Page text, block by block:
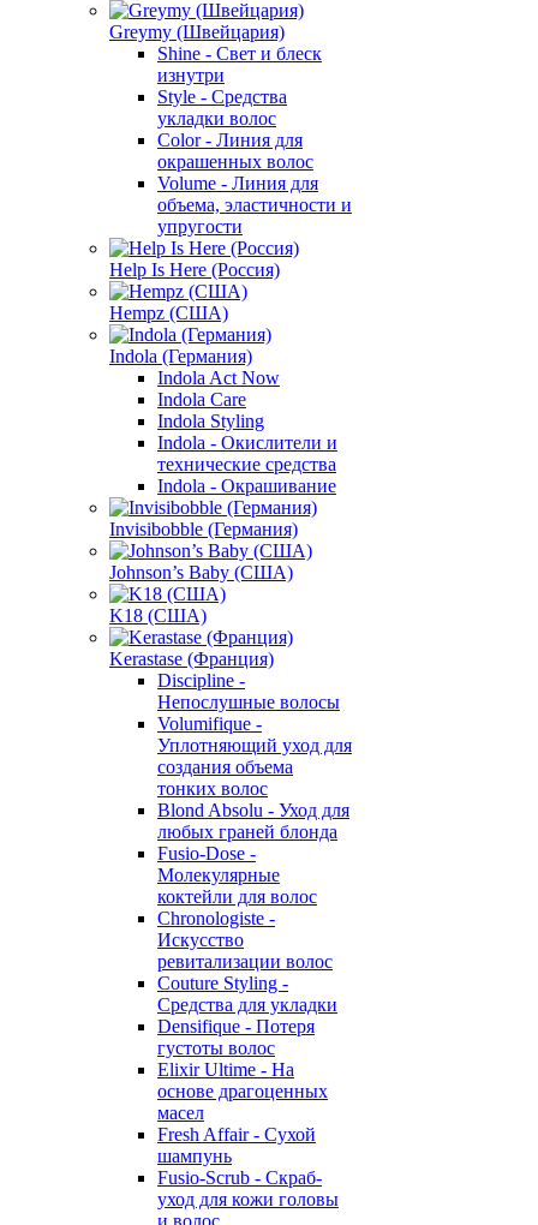
Greymy (Швейцария)
Shine - Свет и блеск
изнутри
Style - Средства
укладки волос
Color - Линия для
окрашенных волос
Volume - Линия для
объема, эластичности и
упругости
Help Is Here (Россия)
Hempz (США)
Indola (Германия)
Indola Act Now
Indola Care
Indola Styling
Indola - Окислители и
технические средства
Indola - Окрашивание
Invisibobble (Германия)
Johnson’s Baby (США)
K18 (США)
Kerastase (Франция)
Discipline -
Непослушные волосы
Volumifique -
Уплотняющий уход для
создания объема
тонких волос
Blond Absolu - Уход для
любых граней блонда
Fusio-Dose -
Молекулярные
коктейли для волос
Chronologiste -
Искусство
ревитализации волос
Couture Styling -
Средства для укладки
Densifique - Потеря
густоты волос
Elixir Ultime - На
основе драгоценных
масел
Fresh Affair - Сухой
шампунь
Fusio-Scrub - Скраб-
уход для кожи головы
и волос